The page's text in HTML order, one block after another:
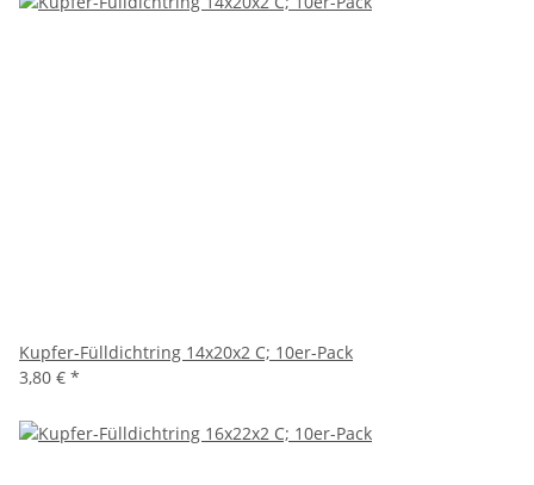
Kupfer-Fülldichtring 14x20x2 C; 10er-Pack
3,80 € *